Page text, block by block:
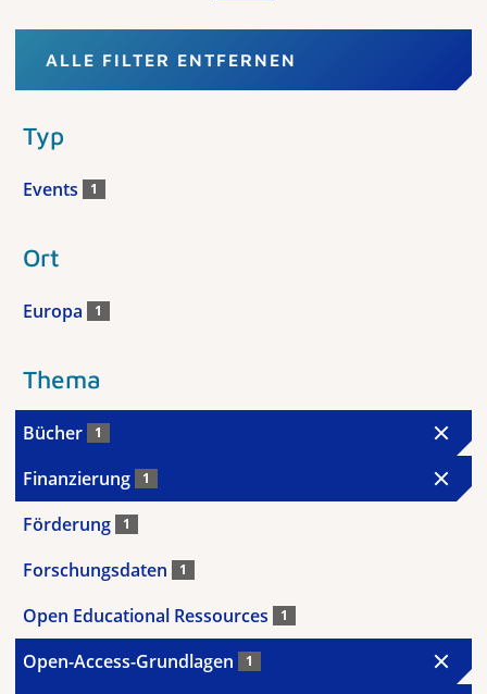
ALLE FILTER ENTFERNEN
Typ
Events 1
Ort
Europa 1
Thema
Bücher 1
Finanzierung 1
Förderung 1
Forschungsdaten 1
Open Educational Ressources 1
Open-Access-Grundlagen 1